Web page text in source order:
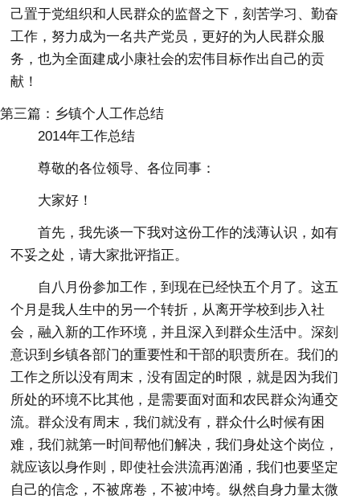
己置于党组织和人民群众的监督之下，刻苦学习、勤奋
工作，努力成为一名共产党员，更好的为人民群众服
务，也为全面建成小康社会的宏伟目标作出自己的贡
献！
第三篇：乡镇个人工作总结
2014年工作总结
尊敬的各位领导、各位同事：
大家好！
首先，我先谈一下我对这份工作的浅薄认识，如有
不妥之处，请大家批评指正。
自八月份参加工作，到现在已经快五个月了。这五
个月是我人生中的另一个转折，从离开学校到步入社
会，融入新的工作环境，并且深入到群众生活中。深刻
意识到乡镇各部门的重要性和干部的职责所在。我们的
工作之所以没有周末，没有固定的时限，就是因为我们
所处的环境不比其他，是需要面对面和农民群众沟通交
流。群众没有周末，我们就没有，群众什么时候有困
难，我们就第一时间帮他们解决，我们身处这个岗位，
就应该以身作则，即使社会洪流再汹涌，我们也要坚定
自己的信念，不被席卷，不被冲垮。纵然自身力量太微